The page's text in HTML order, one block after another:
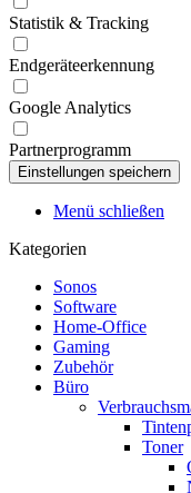
Statistik & Tracking
Endgeräteerkennung
Google Analytics
Partnerprogramm
Menü schließen
Kategorien
Sonos
Software
Home-Office
Gaming
Zubehör
Büro
Toner